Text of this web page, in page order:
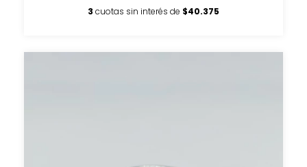
3 cuotas sin interés de $40.375